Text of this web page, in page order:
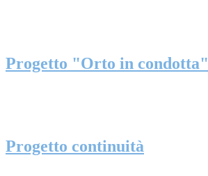
Progetto "Orto in condotta"
Progetto continuità